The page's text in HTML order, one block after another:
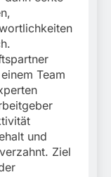
Team
und
Ziel